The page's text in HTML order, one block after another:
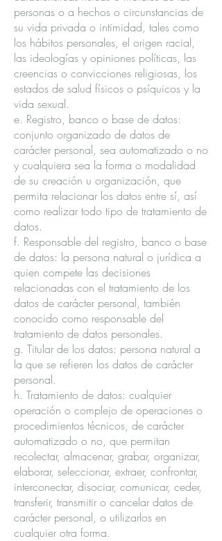
personas o a hechos o circunstancias de
su vida privada o intimidad, tales como
los hábitos personales, el origen racial,
las ideologías y opiniones políticas, las
creencias o convicciones religiosas, los
estados de salud físicos o psíquicos y la
vida sexual.
e. Registro, banco o base de datos:
conjunto organizado de datos de
carácter personal, sea automatizado o no
y cualquiera sea la forma o modalidad
de su creación u organización, que
permita relacionar los datos entre sí, así
como realizar todo tipo de tratamiento de
datos.
f. Responsable del registro, banco o base
de datos: la persona natural o jurídica a
quien compete las decisiones
relacionadas con el tratamiento de los
datos de carácter personal, también
conocido como responsable del
tratamiento de datos personales.
g. Titular de los datos: persona natural a
la que se refieren los datos de carácter
personal.
h. Tratamiento de datos: cualquier
operación o complejo de operaciones o
procedimientos técnicos, de carácter
automatizado o no, que permitan
recolectar, almacenar, grabar, organizar,
elaborar, seleccionar, extraer, confrontar,
interconectar, disociar, comunicar, ceder,
transferir, transmitir o cancelar datos de
carácter personal, o utilizarlos en
cualquier otra forma.